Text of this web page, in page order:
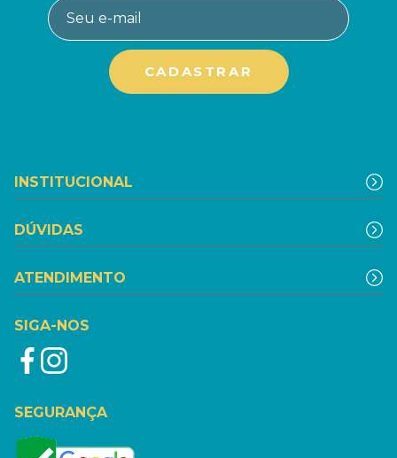
INSTITUCIONAL
DÚVIDAS
ATENDIMENTO
SIGA-NOS
SEGURANÇA